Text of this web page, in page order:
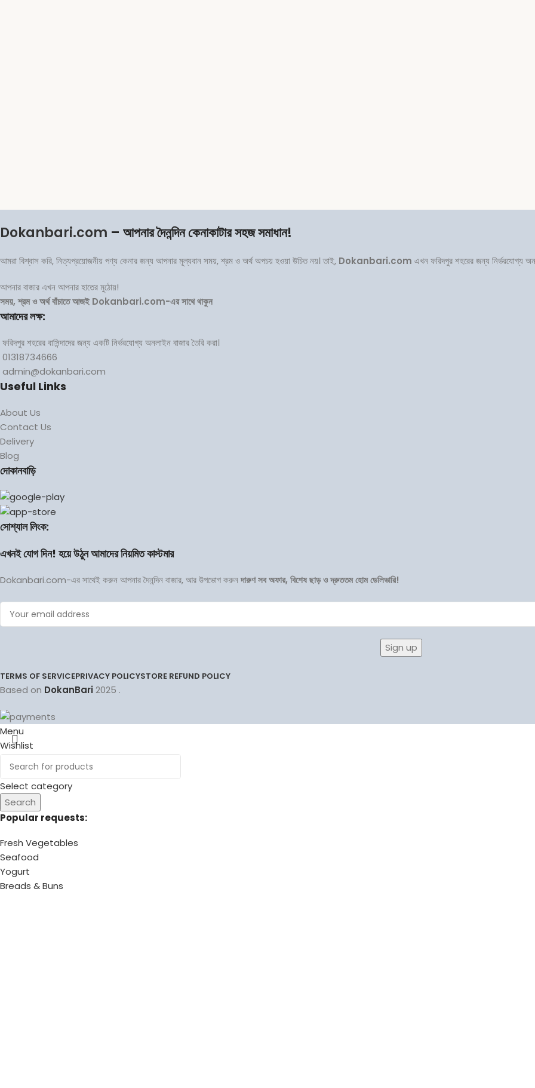
Dokanbari.com – আপনার দৈনন্দিন কেনাকাটার সহজ সমাধান!
আমরা বিশ্বাস করি, নিত্যপ্রয়োজনীয় পণ্য কেনার জন্য আপনার মূল্যবান সময়, শ্রম ও অর্থ অপচয় হওয়া উচিত নয়। তাই, Dokanbari.com এখন ফরিদপুর শহরের জন্য নির্ভরযোগ্য
আপনার বাজার এখন আপনার হাতের মুঠোয়!
সময়, শ্রম ও অর্থ বাঁচাতে আজই Dokanbari.com-এর সাথে থাকুন
আমাদের লক্ষ:
ফরিদপুর শহরের বাসিন্দাদের জন্য একটি নির্ভরযোগ্য অনলাইন বাজার তৈরি করা।
01318734666
admin@dokanbari.com
Useful Links
About Us
Contact Us
Delivery
Blog
দোকানবাড়ি
সোশ্যাল লিংক:
এখনই যোগ দিন! হয়ে উঠুন আমাদের নিয়মিত কাস্টমার
Dokanbari.com-এর সাথেই করুন আপনার দৈনন্দিন বাজার, আর উপভোগ করুনদারুণ সব অফার, বিশেষ ছাড় ও দ্রুততম হোম ডেলিভারি!
TERMS OF SERVICEPRIVACY POLICYSTORE REFUND POLICY
Based on DokanBari2025 .
Select category
Search
Popular requests:
Fresh Vegetables
Seafood
Yogurt
Breads & Buns
Menu
Wishlist